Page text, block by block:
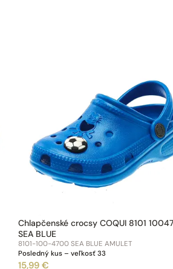
Chlapčenské crocsy COQUI 8101
SEA BLUE
8101-100-4700 SEA BLUE AMULET
Posledný kus – veľkosť 33
15,99 €